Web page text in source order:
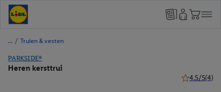
/ Truien & vesten
PARKSIDE®
Heren kersttrui
4.5/5(4)